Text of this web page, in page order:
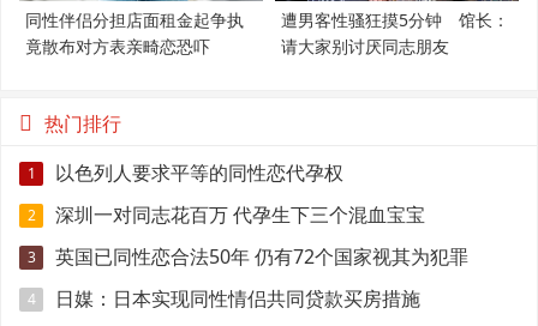
同性伴侣分担店面租金起争执
竟散布对方表亲畸恋恐吓
遭男客性骚狂摸5分钟 馆长：
请大家别讨厌同志朋友
热门排行
1 以色列人要求平等的同性恋代孕权
2 深圳一对同志花百万 代孕生下三个混血宝宝
3 英国已同性恋合法50年 仍有72个国家视其为犯罪
4 日媒：日本实现同性情侣共同贷款买房措施